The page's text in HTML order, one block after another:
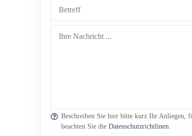
Beschreiben Sie hier bitte kurz Ihr Anliegen,
beachten Sie dieDatenschutzrichtlinen